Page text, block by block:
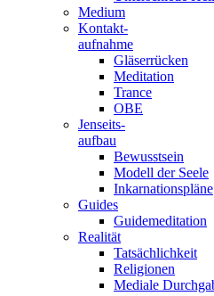
Medium
Kontakt-
aufnahme
Gläserrücken
Meditation
Trance
OBE
Jenseits-
aufbau
Bewusstsein
Modell der Seele
Inkarnationspläne
Guides
Guidemeditation
Realität
Tatsächlichkeit
Religionen
Mediale